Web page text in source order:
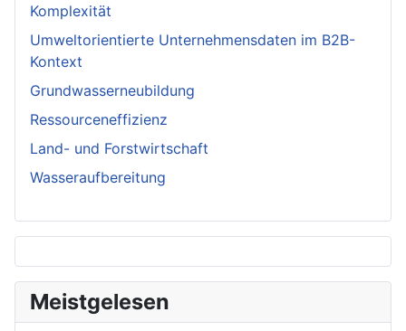
Komplexität
Umweltorientierte Unternehmensdaten im B2B-
Kontext
Grundwasserneubildung
Ressourceneffizienz
Land- und Forstwirtschaft
Wasseraufbereitung
Meistgelesen